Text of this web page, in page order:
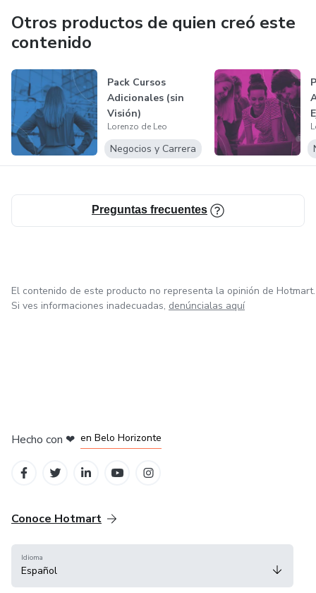
Otros productos de quien creó este
contenido
Pack Cursos
Adicionales (sin
Visión)
Lorenzo de Leo
Negocios y Carrera
Preguntas frecuentes
El contenido de este producto no representa la opinión de Hotmart.
Si ves informaciones inadecuadas, denúncialas aquí
Hecho con ❤ en Belo Horizonte
Conoce Hotmart
Idioma
Español